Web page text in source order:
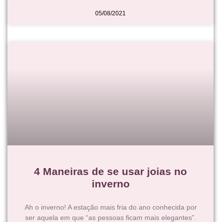
05/08/2021
4 Maneiras de se usar joias no
inverno
Ah o inverno! A estação mais fria do ano conhecida por
ser aquela em que “as pessoas ficam mais elegantes”.